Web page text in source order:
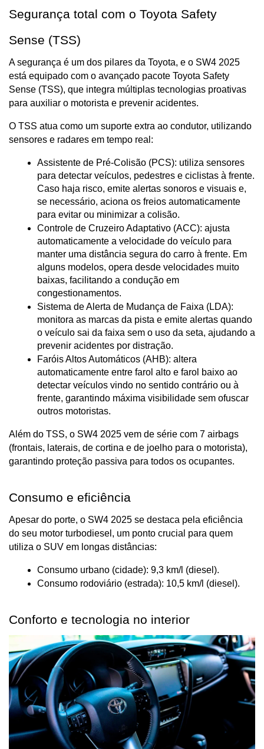
Segurança total com o Toyota Safety
Sense (TSS)
A segurança é um dos pilares da Toyota, e o SW4 2025
está equipado com o avançado pacote Toyota Safety
Sense (TSS), que integra múltiplas tecnologias proativas
para auxiliar o motorista e prevenir acidentes.
O TSS atua como um suporte extra ao condutor, utilizando
sensores e radares em tempo real:
Assistente de Pré-Colisão (PCS): utiliza sensores
para detectar veículos, pedestres e ciclistas à frente.
Caso haja risco, emite alertas sonoros e visuais e,
se necessário, aciona os freios automaticamente
para evitar ou minimizar a colisão.
Controle de Cruzeiro Adaptativo (ACC): ajusta
automaticamente a velocidade do veículo para
manter uma distância segura do carro à frente. Em
alguns modelos, opera desde velocidades muito
baixas, facilitando a condução em
congestionamentos.
Sistema de Alerta de Mudança de Faixa (LDA):
monitora as marcas da pista e emite alertas quando
o veículo sai da faixa sem o uso da seta, ajudando a
prevenir acidentes por distração.
Faróis Altos Automáticos (AHB): altera
automaticamente entre farol alto e farol baixo ao
detectar veículos vindo no sentido contrário ou à
frente, garantindo máxima visibilidade sem ofuscar
outros motoristas.
Além do TSS, o SW4 2025 vem de série com 7 airbags
(frontais, laterais, de cortina e de joelho para o motorista),
garantindo proteção passiva para todos os ocupantes.
Consumo e eficiência
Apesar do porte, o SW4 2025 se destaca pela eficiência
do seu motor turbodiesel, um ponto crucial para quem
utiliza o SUV em longas distâncias:
Consumo urbano (cidade): 9,3 km/l (diesel).
Consumo rodoviário (estrada): 10,5 km/l (diesel).
Conforto e tecnologia no interior